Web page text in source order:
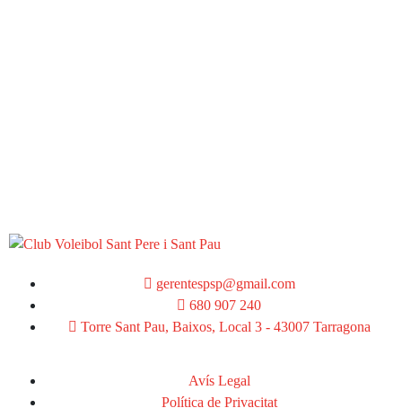
gerentespsp@gmail.com
680 907 240
Torre Sant Pau, Baixos, Local 3 - 43007 Tarragona
Avís Legal
Política de Privacitat